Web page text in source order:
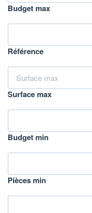
Budget max
Référence
Surface max
Budget min
Pièces min